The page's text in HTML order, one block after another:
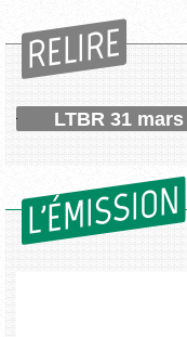
RELIRE
LTBR 31
L'ÉMISSION